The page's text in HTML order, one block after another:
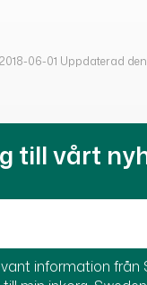
06-01 Uppdaterad
till vårt
information från